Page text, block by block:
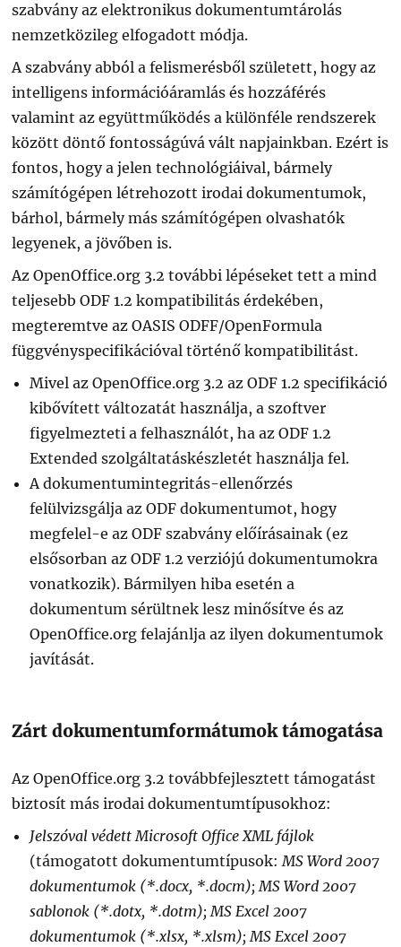
szabvány az elektronikus dokumentumtárolás
nemzetközileg elfogadott módja.
A szabvány abból a felismerésből született, hogy az
intelligens információáramlás és hozzáférés
valamint az együttműködés a különféle rendszerek
között döntő fontosságúvá vált napjainkban. Ezért is
fontos, hogy a jelen technológiáival, bármely
számítógépen létrehozott irodai dokumentumok,
bárhol, bármely más számítógépen olvashatók
legyenek, a jövőben is.
Az OpenOffice.org 3.2 további lépéseket tett a mind
teljesebb ODF 1.2 kompatibilitás érdekében,
megteremtve az OASIS ODFF/OpenFormula
függvényspecifikációval történő kompatibilitást.
Mivel az OpenOffice.org 3.2 az ODF 1.2 specifikáció
kibővített változatát használja, a szoftver
figyelmezteti a felhasználót, ha az ODF 1.2
Extended szolgáltatáskészletét használja fel.
A dokumentumintegritás-ellenőrzés
felülvizsgálja az ODF dokumentumot, hogy
megfelel-e az ODF szabvány előírásainak (ez
elsősorban az ODF 1.2 verziójú dokumentumokra
vonatkozik). Bármilyen hiba esetén a
dokumentum sérültnek lesz minősítve és az
OpenOffice.org felajánlja az ilyen dokumentumok
javítását.
Zárt dokumentumformátumok támogatása
Az OpenOffice.org 3.2 továbbfejlesztett támogatást
biztosít más irodai dokumentumtípusokhoz:
Jelszóval védett Microsoft Office XML fájlok
(támogatott dokumentumtípusok:MS Word 2007
dokumentumok (*.docx, *.docm); MS Word 2007
sablonok (*.dotx, *.dotm); MS Excel 2007
dokumentumok (*.xlsx, *.xlsm); MS Excel 2007